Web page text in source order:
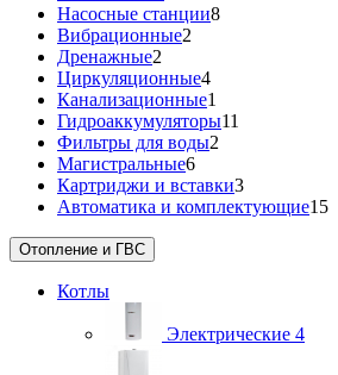
Насосные станции8
Вибрационные2
Дренажные2
Циркуляционные4
Канализационные1
Гидроаккумуляторы11
Фильтры для воды2
Магистральные6
Картриджи и вставки3
Автоматика и комплектующие15
Отопление и ГВС
Котлы
Электрические 4